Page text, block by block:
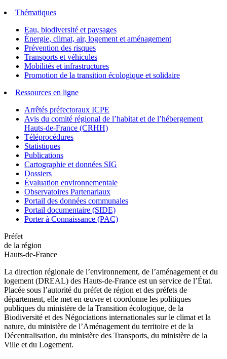
Thématiques
Eau, biodiversité et paysages
Énergie, climat, air, logement et aménagement
Prévention des risques
Transports et véhicules
Mobilités et infrastructures
Promotion de la transition écologique et solidaire
Ressources en ligne
Arrêtés préfectoraux ICPE
Avis du comité régional de l’habitat et de l’hébergement
Hauts-de-France (CRHH)
Téléprocédures
Statistiques
Publications
Cartographie et données SIG
Dossiers
Évaluation environnementale
Observatoires Partenariaux
Portail des données communales
Portail documentaire (SIDE)
Porter à Connaissance (PAC)
Préfet
de la région
Hauts-de-France
La direction régionale de l’environnement, de l’aménagement et du
logement (DREAL) des Hauts-de-France est un service de l’État.
Placée sous l’autorité du préfet de région et des préfets de
département, elle met en œuvre et coordonne les politiques
publiques du ministère de la Transition écologique, de la
Biodiversité et des Négociations internationales sur le climat et la
nature, du ministère de l’Aménagement du territoire et de la
Décentralisation, du ministère des Transports, du ministère de la
Ville et du Logement.